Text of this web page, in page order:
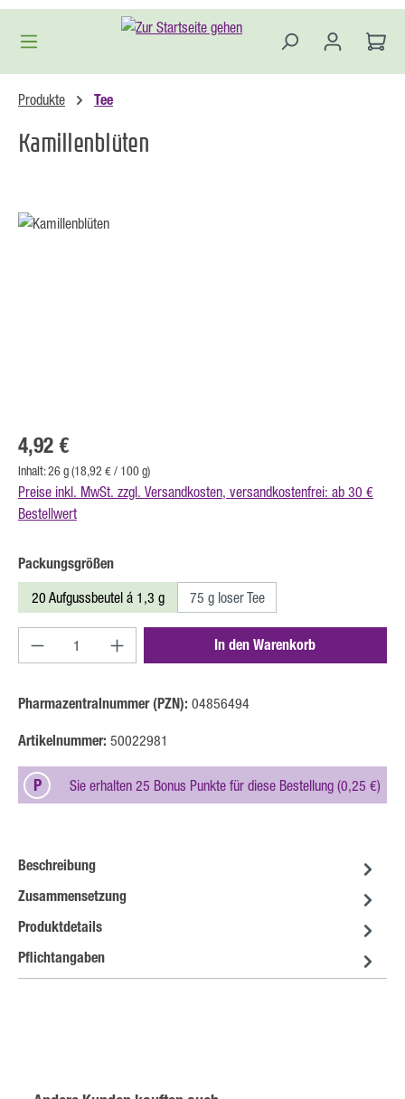
Zum Hauptinhalt springen
Produkte Tee
Kamillenblüten
Bildergalerie überspringen
Regulärer Preis:
4,92 €
Inhalt:26 g(18,92 € / 100 g)
Preise inkl. MwSt. zzgl. Versandkosten, versandkostenfrei: ab 30 €
Bestellwert
Packungsgrößenauswählen
20 Aufgussbeutel á 1,3 g 75 g loser Tee
Produkt Anzahl: Gib den gewünschten Wert ein
In den Warenkorb
Pharmazentralnummer (PZN): 04856494
Artikelnummer: 50022981
P Sie erhalten 25 Bonus Punkte für diese Bestellung (0,25 €)
Beschreibung
Zusammensetzung
Produktdetails
Pflichtangaben